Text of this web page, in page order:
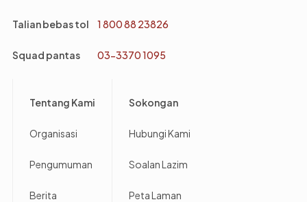
Talian bebas tol 1 800 88 23826
Squad pantas 03-3370 1095
Tentang Kami
Organisasi
Pengumuman
Berita
Sokongan
Hubungi Kami
Soalan Lazim
Peta Laman